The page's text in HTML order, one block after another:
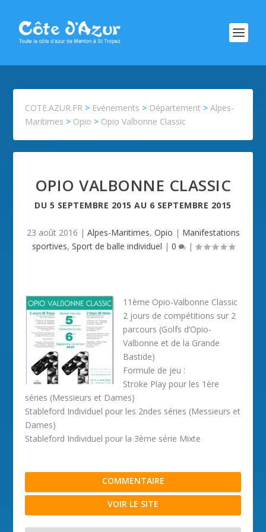
COTE.AZUR.FR > Evénements > Département >Alpes-
Maritimes > Opio > Opio Valbonne Classic
OPIO VALBONNE CLASSIC
DU 5 SEPTEMBRE 2015 AU 6 SEPTEMBRE 2015
23 août 2016 | Alpes-Maritimes, Opio | Manifestations
sportives, Sport de balle individuel | 0 |
11ème Opio-Valbonne Classic
2 jours de compétitions sur 2
parcours (Golfs d’Opio-
Valbonne et de la Grande
Bastide)
Formule de jeu :
Stroke Play pour les 1ère
séries (Messieurs et Dames)
Stableford Individuel pour les 2ndes séries (Messieurs et
Dames)
Stableford Individuel pour la 3ème série Mixte
COMMENTAIRE
VOIR LE SITE